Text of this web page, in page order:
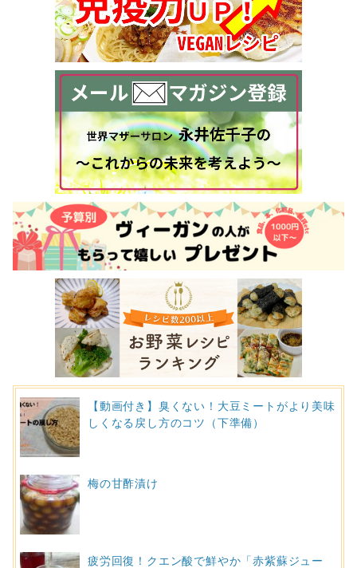
【動画付き】臭くない！大豆ミートがより美味
しくなる戻し方のコツ（下準備）
梅の甘酢漬け
疲労回復！クエン酸で鮮やか「赤紫蘇ジュー